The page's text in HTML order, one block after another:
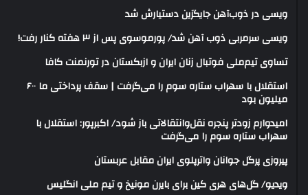
ویسی در ذوب‌آهن جایگزین دستیارش شد
ویسی سرمربی ذوب آهن شد/ پورموسوی پس از ۳ هفته کنار رفت!
تساوی تیم‌ملی فوتبال زنان ایران و ازبکستان در تورنمنت کافا
استقلال با سهراب ستاره سوم را می‌گرفت | سقف پرداختی ما ۶۰۰
میلیون بود
امیدوارم زودتر پنجره نقل‌وانتقالاتی باز شود/ اکبرپور: استقلال با
سهراب ستاره سوم را می‌گرفت
پیروزی پرگل جوانان واترپلوی ایران مقابل عربستان
ویدیو/ گل‌های هری‌ کین برای بایرن مونیخ و تیم ملی انگلیس